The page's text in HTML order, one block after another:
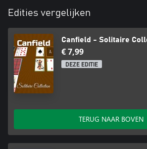
Edities vergelijken
Canfield - Solitaire
€ 7,99
DEZE EDITIE
TERUG NAAR BOVEN